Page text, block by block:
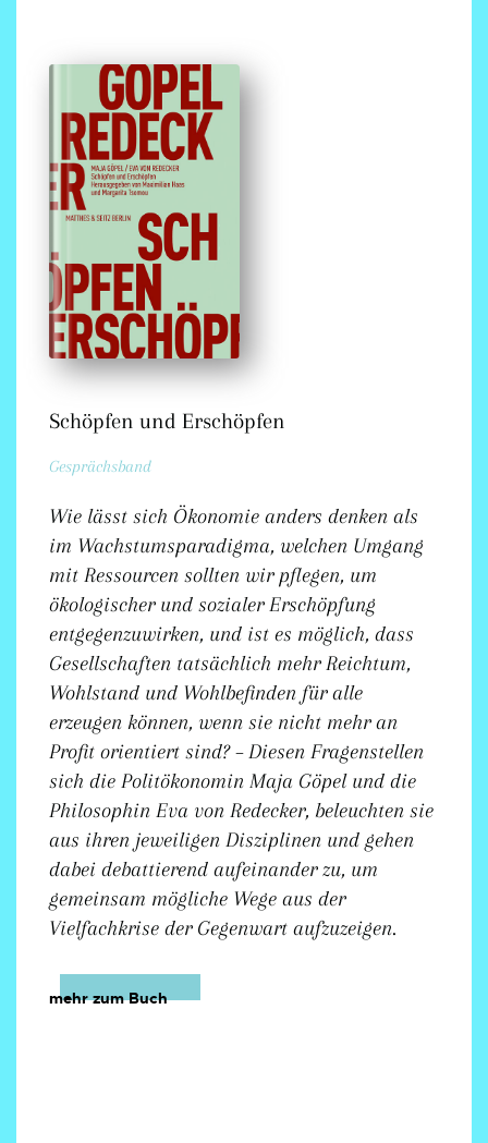
Schöpfen und Erschöpfen
Gesprächsband
Wie lässt sich Ökonomie anders denken als
im Wachstumsparadigma, welchen Umgang
mit Ressourcen sollten wir pflegen, um
ökologischer und sozialer Erschöpfung
entgegenzuwirken, und ist es möglich, dass
Gesellschaften tatsächlich mehr Reichtum,
Wohlstand und Wohlbefinden für alle
erzeugen können, wenn sie nicht mehr an
Profit orientiert sind? – Diesen Fragenstellen
sich die Politökonomin Maja Göpel und die
Philosophin Eva von Redecker, beleuchten sie
aus ihren jeweiligen Disziplinen und gehen
dabei debattierend aufeinander zu, um
gemeinsam mögliche Wege aus der
Vielfachkrise der Gegenwart aufzuzeigen.
mehr zum Buch